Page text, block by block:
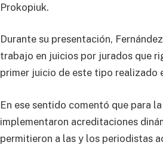
Prokopiuk.
Durante su presentación,
trabajo en juicios por jurados que
primer juicio de este tipo realizado
En ese sentido comentó que para
implementaron acreditaciones
permitieron a las y los periodistas